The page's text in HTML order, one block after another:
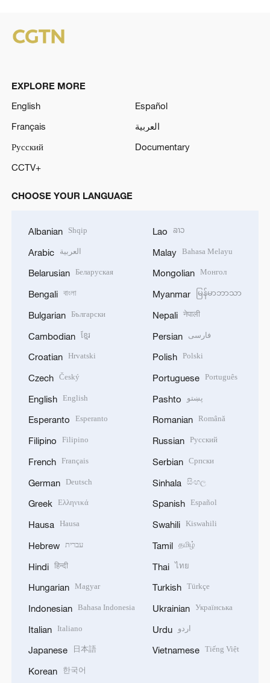
EXPLORE MORE
English
Español
Français
العربية
Русский
Documentary
CCTV+
CHOOSE YOUR LANGUAGE
Albanian Shqip
Arabic العربية
Belarusian Беларуская
Bengali বাংলা
Bulgarian Български
Cambodian ខ្មែរ
Croatian Hrvatski
Czech Český
English English
Esperanto Esperanto
Filipino Filipino
French Français
German Deutsch
Greek Ελληνικά
Hausa Hausa
Hebrew עברית
Hindi हिन्दी
Hungarian Magyar
Indonesian Bahasa Indonesia
Italian Italiano
Japanese 日本語
Korean 한국어
Lao ລາວ
Malay Bahasa Melayu
Mongolian Монгол
Myanmar မြန်မာဘာသာ
Nepali नेपाली
Persian فارسی
Polish Polski
Portuguese Português
Pashto پښتو
Romanian Română
Russian Русский
Serbian Српски
Sinhala සිංහල
Spanish Español
Swahili Kiswahili
Tamil தமிழ்
Thai ไทย
Turkish Türkçe
Ukrainian Українська
Urdu اردو
Vietnamese Tiếng Việt